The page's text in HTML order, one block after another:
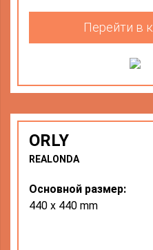
Перейти в
ORLY
REALONDA
Основной размер:
440 x 440 mm